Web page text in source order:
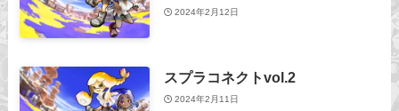
2024年2月12日
スプラコネクトvol.2
2024年2月11日